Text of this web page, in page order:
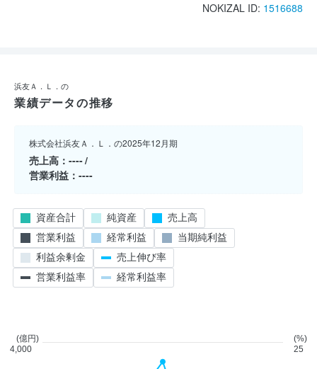
NOKIZAL ID: 1516688
浜友Ａ．Ｌ．の
業績データの推移
株式会社浜友Ａ．Ｌ．の2025年12月期
売上高
----
営業利益
----
(億円)
4,000
(%)
25
資産合計 純資産
売上高
営業利益
経常利益
当期純利益
利益余剰金
売上伸び率
営業利益率
経常利益率